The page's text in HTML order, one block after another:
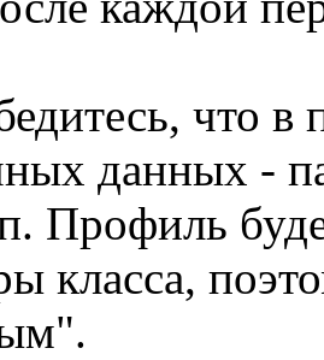
что в
данных -
Профиль
класса,